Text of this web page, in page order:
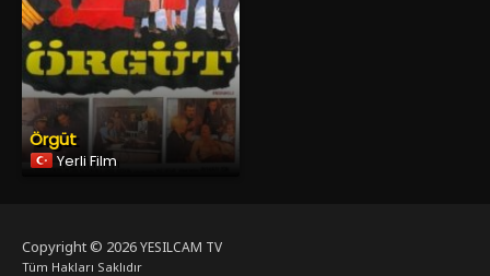
Örgüt
Yerli Film
Copyright © 2026YESILCAM TV
Tüm Hakları Saklıdır